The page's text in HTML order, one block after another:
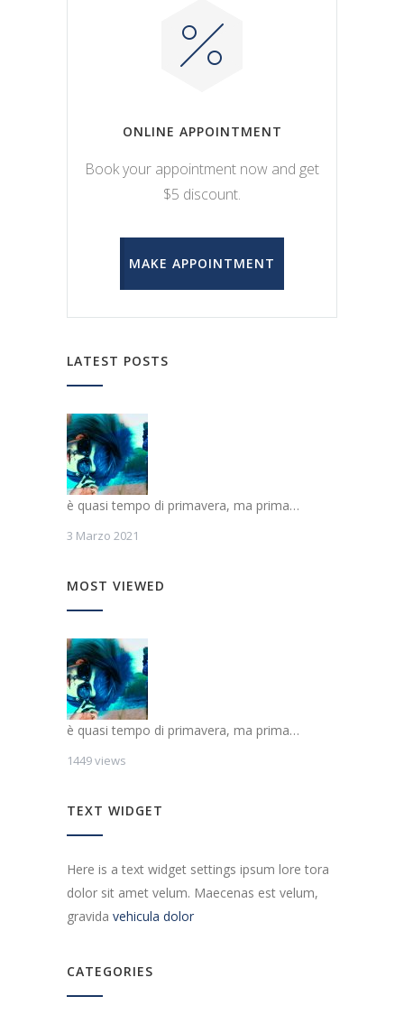
ONLINE APPOINTMENT
Book your appointment now and get
$5 discount.
MAKE APPOINTMENT
LATEST POSTS
è quasi tempo di primavera, ma prima…
3 Marzo 2021
MOST VIEWED
è quasi tempo di primavera, ma prima…
1449 views
TEXT WIDGET
Here is a text widget settings ipsum lore tora
dolor sit amet velum. Maecenas est velum,
gravida vehicula dolor
CATEGORIES